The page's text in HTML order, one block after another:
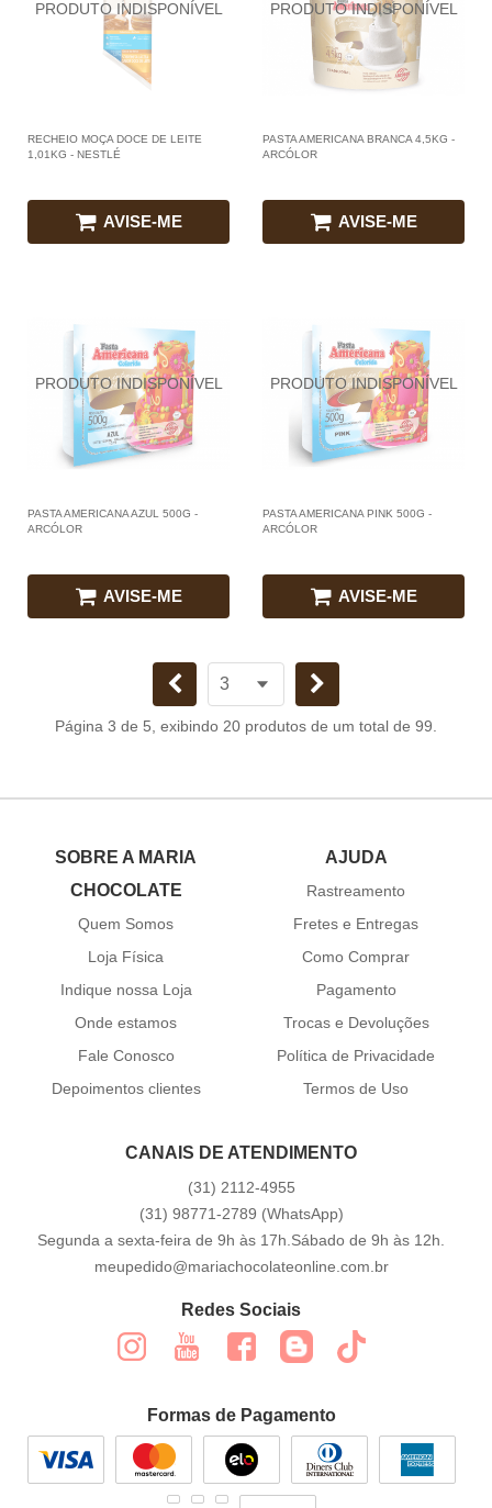
RECHEIO MOÇA DOCE DE LEITE
1,01KG - NESTLÉ
AVISE-ME
PASTA AMERICANA BRANCA 4,5KG -
ARCÓLOR
AVISE-ME
PASTA AMERICANA AZUL 500G -
ARCÓLOR
AVISE-ME
PASTA AMERICANA PINK 500G -
ARCÓLOR
AVISE-ME
Página 3 de 5, exibindo 20 produtos de um total de 99.
SOBRE A MARIA
CHOCOLATE
Quem Somos
Loja Física
Indique nossa Loja
Onde estamos
Fale Conosco
Depoimentos clientes
AJUDA
Rastreamento
Fretes e Entregas
Como Comprar
Pagamento
Trocas e Devoluções
Política de Privacidade
Termos de Uso
CANAIS DE ATENDIMENTO
(31) 2112-4955
(31) 98771-2789 (WhatsApp)
Segunda a sexta-feira de 9h às 17h.Sábado de 9h às 12h.
meupedido@mariachocolateonline.com.br
Redes Sociais
Formas de Pagamento